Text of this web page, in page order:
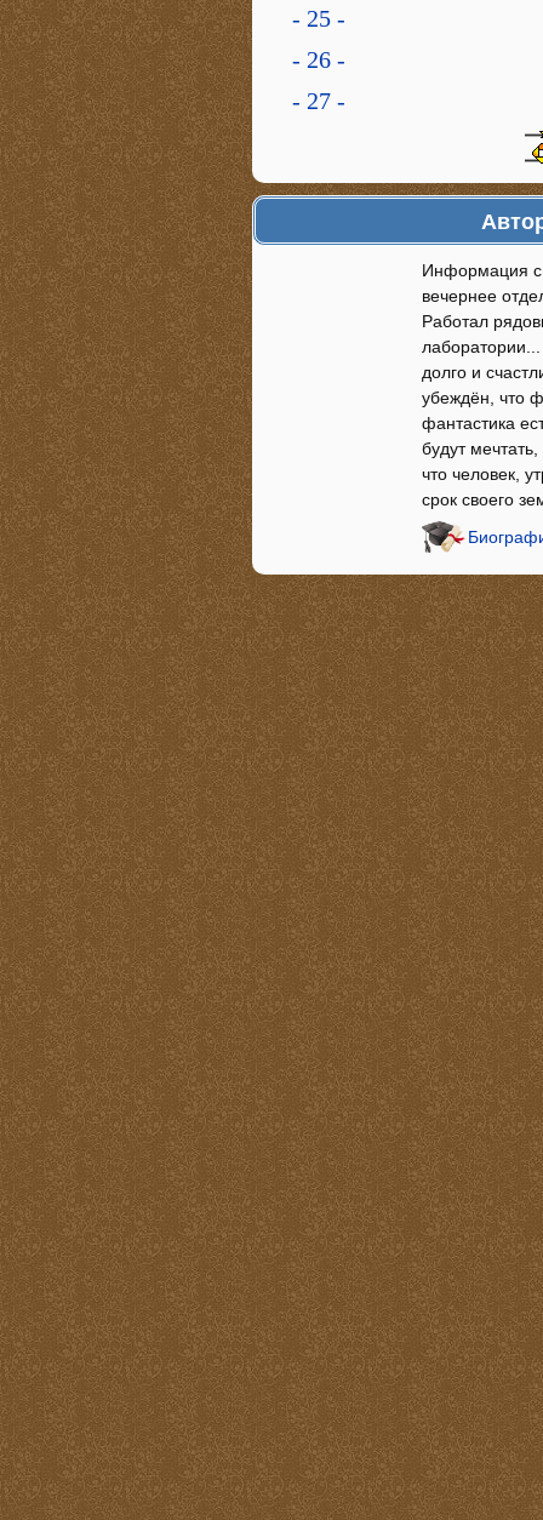
- 25 -
- 26 -
- 27 -
Информация с
вечернее
Работал
долго и
убеждён, что
фантастика
будут
что человек,
срок своего